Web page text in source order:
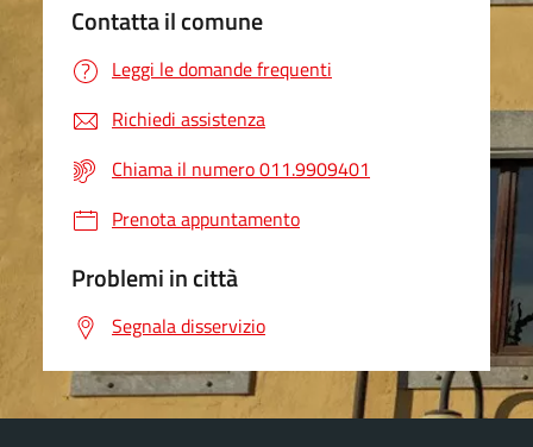
Contatta il comune
Leggi le domande frequenti
Richiedi assistenza
Chiama il numero 011.9909401
Prenota appuntamento
Problemi in città
Segnala disservizio